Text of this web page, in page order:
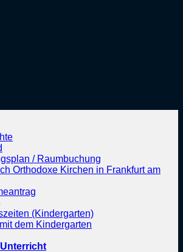
/ Raumbuchung
Orthodoxe Kirchen in Frankfurt am
(Kindergarten)
dem Kindergarten